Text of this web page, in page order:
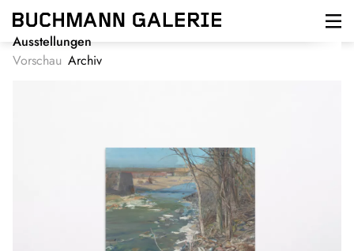
Direkt
zum
Inhalt
Ausstellungen
Vorschau Archiv